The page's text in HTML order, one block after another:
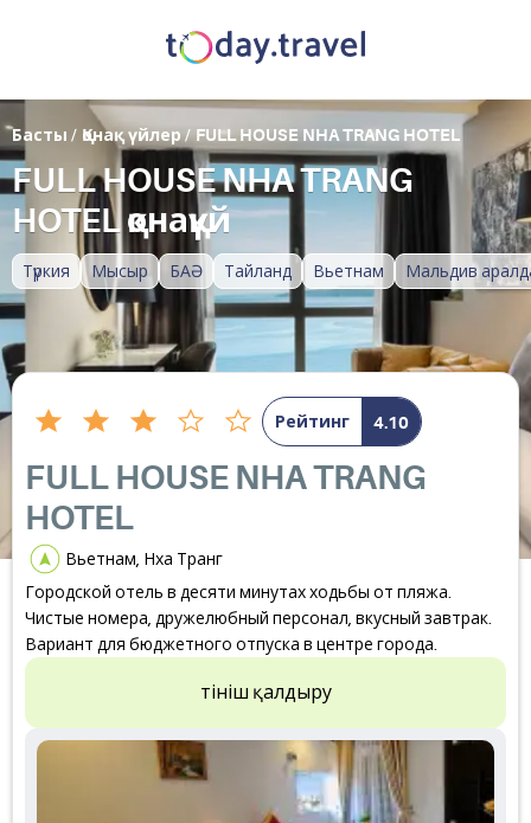
Түркия Мысыр БАӘ Тайланд Вьетнам Мальдив
Басты / Қонақ үйлер/ FULL HOUSE NHA TRANG HOTEL
FULL HOUSE NHA TRANG
HOTEL қонақүй
Рейтинг 4.10
FULL HOUSE NHA TRANG
HOTEL
Вьетнам, Нха Транг
Городской отель в десяти минутах ходьбы от пляжа.
Чистые номера, дружелюбный персонал, вкусный завтрак.
Вариант для бюджетного отпуска в центре города.
Өтініш қалдыру